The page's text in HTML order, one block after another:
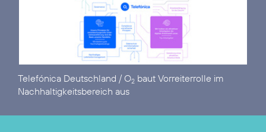
Telefónica Deutschland / O2 baut Vorreiterrolle im
Nachhaltigkeitsbereich aus